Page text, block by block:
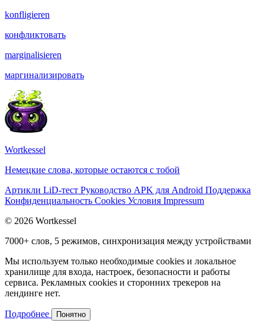
konfligieren
конфликтовать
marginalisieren
маргинализировать
Wortkessel
Немецкие слова, которые остаются с тобой
Артикли LiD-тест Руководство APK для Android Поддержка
Конфиденциальность Cookies Условия Impressum
© 2026 Wortkessel
7000+ слов, 5 режимов, синхронизация между устройствами
Мы используем только необходимые cookies и локальное
хранилище для входа, настроек, безопасности и работы
сервиса. Рекламных cookies и сторонних трекеров на
лендинге нет.
Подробнее Понятно